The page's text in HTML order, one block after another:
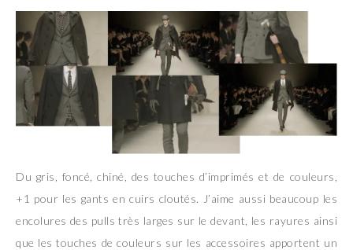
Du gris, foncé, chiné, des touches d’imprimés et de couleurs,
+1 pour les gants en cuirs cloutés. J’aime aussi beaucoup les
encolures des pulls très larges sur le devant, les rayures ainsi
que les touches de couleurs sur les accessoires apportent un